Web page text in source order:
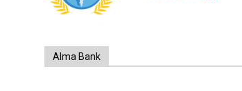
Alma Bank